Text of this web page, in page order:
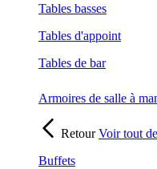
Tables basses
Tables d'appoint
Tables de bar
Armoires de salle à
RetourVoir tout de
Buffets